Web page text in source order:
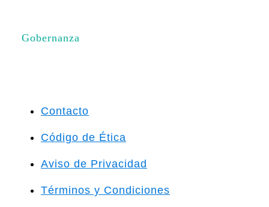
Gobernanza
Contacto
Código de Ética
Aviso de Privacidad
Términos y Condiciones